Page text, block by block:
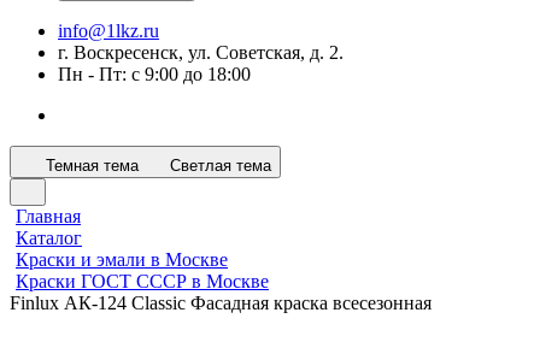
info@1lkz.ru
г. Воскресенск, ул. Советская, д. 2.
Пн - Пт: с 9:00 до 18:00
Темная тема Светлая тема
Главная
Каталог
Краски и эмали в Москве
Краски ГОСТ СССР в Москве
Finlux АК-124 Classic Фасадная краска всесезонная